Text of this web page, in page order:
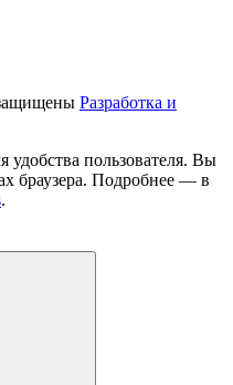
Разработка и
удобства пользователя. Вы
браузера. Подробнее — в
.